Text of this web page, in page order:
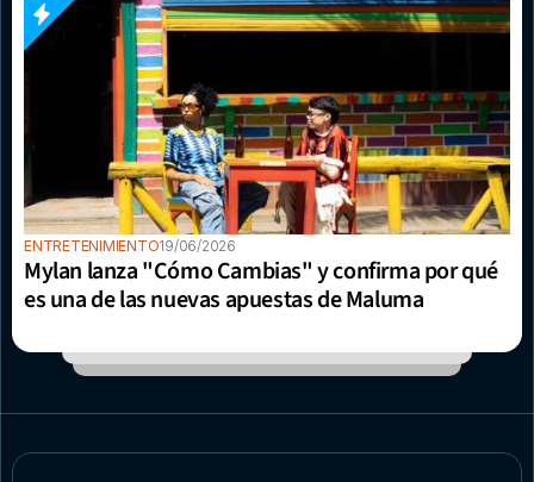
ENTRETENIMIENTO19/06/2026
Mylan lanza "Cómo Cambias" y confirma por qué
es una de las nuevas apuestas de Maluma